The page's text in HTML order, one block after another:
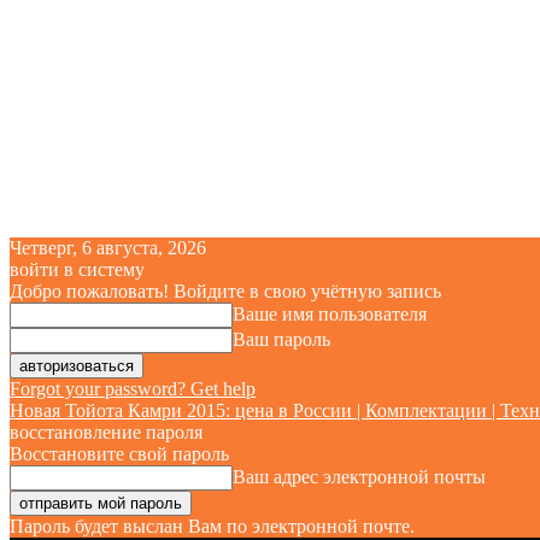
Четверг, 6 августа, 2026
войти в систему
Добро пожаловать! Войдите в свою учётную запись
Ваше имя пользователя
Ваш пароль
Forgot your password? Get help
Новая Тойота Камри 2015: цена в России | Комплектации |
восстановление пароля
Восстановите свой пароль
Ваш адрес электронной почты
Пароль будет выслан Вам по электронной почте.